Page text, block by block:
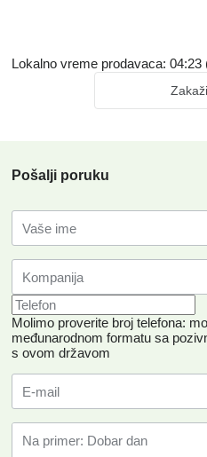
Lokalno vreme prodavaca: 04:23
Pošalji poruku
Molimo proverite broj telefona:
međunarodnom formatu sa
s ovom državom